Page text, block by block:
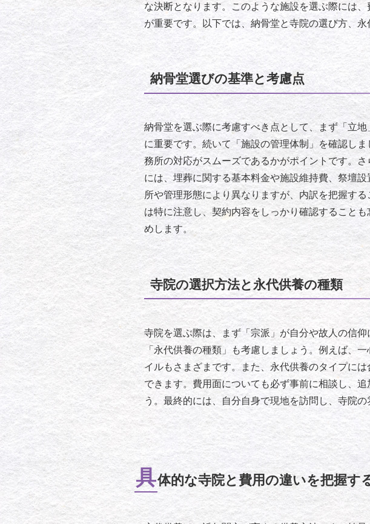
な決断となります。このような施設を選ぶ際には
が重要です。以下では、納骨堂と寺院の選び方、
納骨堂選びの基準と考慮点
納骨堂を選ぶ際に考慮すべき点として、まず「立
に重要です。続いて「施設の管理体制」を確認し
務所の対応がスムーズであるかがポイントです。
には、埋葬に関する基本料金や施設維持費、祭壇
所や管理形態により異なりますが、内訳を把握す
は特に注意し、契約内容をしっかり確認すること
めします。
寺院の選択方法と永代供養の種類
寺院を選ぶ際は、まず「宗派」が自分や故人の信
「永代供養の種類」も考慮しましょう。例えば、
イルもさまざまです。また、永代供養のタイプに
できます。費用面についても必ず事前に相談し、
う。最終的には、自分自身で現地を訪問し、寺院
具体的な寺院と費用の違いを把握す